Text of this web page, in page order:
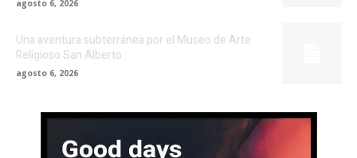
agosto 6, 2026
Una aventura subterránea por el Museo de Arte
Religioso San Alberto
agosto 6, 2026